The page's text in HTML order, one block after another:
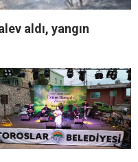
aldı, yangın